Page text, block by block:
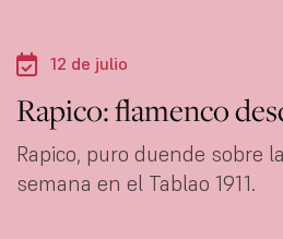
12 de julio
Rapico: flamenco
Rapico, puro duende sobre
semana en el Tablao 1911.